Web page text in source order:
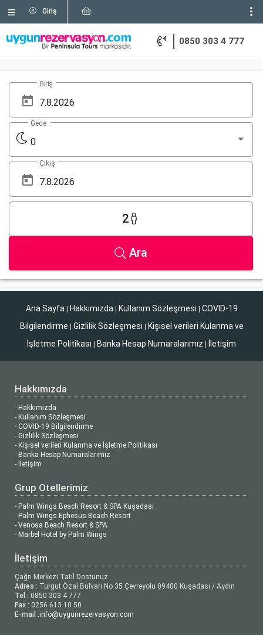
Giriş
0850 303 4 777
Giriş
0
Gece
Çıkış
2
Ara
Ana Sayfa | Hakkımızda | Kullanım Sözleşmesi | COVID-19
Bilgilendirme | Gizlilik Sözleşmesi | Kişisel verileri Kulanma ve
İşletme Politikası | Banka Hesap Numaralarımız | İletişim
Hakkımızda
- Hakkımızda
- Kullanım Sözleşmesi
- COVID-19 Bilgilendirme
- Gizlilik Sözleşmesi
- Kişisel verileri Kulanma ve İşletme Politikası
- Banka Hesap Numaralarımız
- İletişim
Grup Otellerimiz
- Palm Wings Beach Resort & SPA Kuşadası
- Palm Wings Ephesus Beach Resort
- Venosa Beach Resort & SPA
- Marbel Hotel by Palm Wings
İletişim
Çağrı Merkezi Tatil Dostunuz
Adres : Turgut Özal Bulvarı No 35 Çevreyolu 09400 Kuşadası / Aydın
Tel : 0850 303 4 777
Fax : 0256 613 10 50
E-mail :info@uygunrezervasyon.com